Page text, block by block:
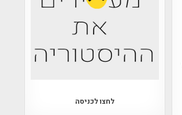
לחצו לכניסה